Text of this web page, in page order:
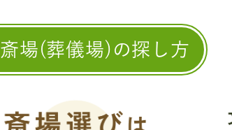
斎場(葬儀場)の探し方